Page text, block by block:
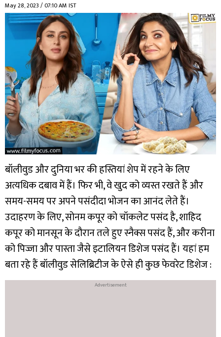
May 28, 2023 / 07:10 AM IST
बॉलीवुड और दुनिया भर की हस्तियां शेप में रहने के लिए
अत्यधिक दबाव में हैं। फिर भी, वे खुद को व्यस्त रखते हैं और
समय-समय पर अपने पसंदीदा भोजन का आनंद लेते हैं।
उदाहरण के लिए, सोनम कपूर को चॉकलेट पसंद है, शाहिद
कपूर को मानसून के दौरान तले हुए स्नैक्स पसंद हैं, और करीना
को पिज्जा और पास्ता जैसे इटालियन डिशेज पसंद हैं। यहां हम
बता रहे हैं बॉलीवुड सेलिब्रिटीज के ऐसे ही कुछ फेवरेट डिशेज :